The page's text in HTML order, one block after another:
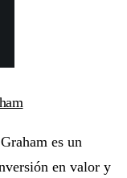
es un
en valor y